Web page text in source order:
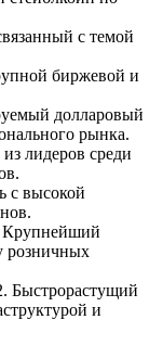
с темой
биржевой и
долларовый
рынка.
лидеров среди
с высокой
Крупнейший
розничных
Быстрорастущий
и